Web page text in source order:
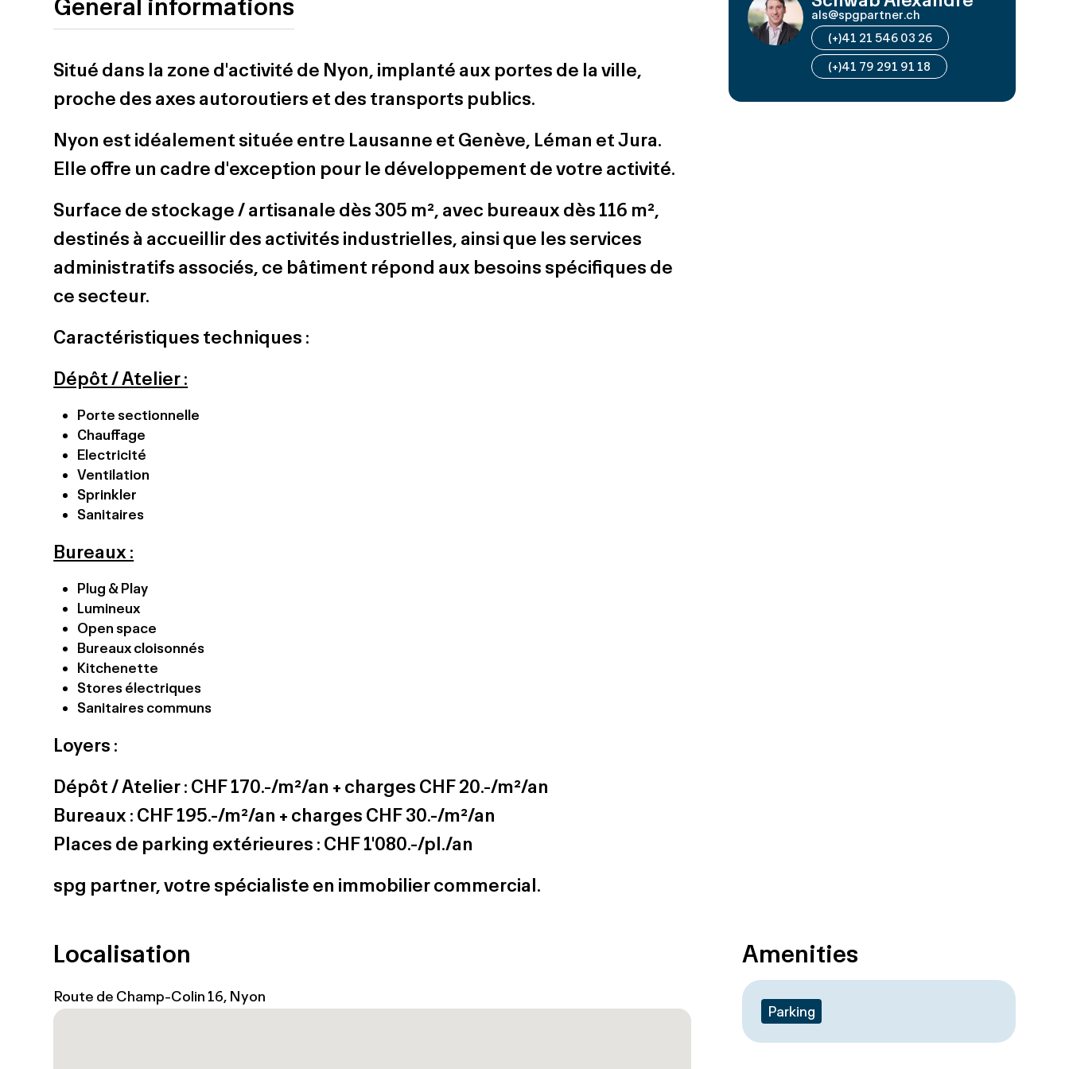
Situé dans la zone d'activité de Nyon, implanté aux portes de la ville,
proche des axes autoroutiers et des transports publics.
Nyon est idéalement située entre Lausanne et Genève, Léman et Jura.
Elle offre un cadre d'exception pour le développement de votre activité.
Surface de stockage / artisanale dès 305 m², avec bureaux dès 116 m²,
destinés à accueillir des activités industrielles, ainsi que les services
administratifs associés, ce bâtiment répond aux besoins spécifiques de
ce secteur.
Caractéristiques techniques :
Dépôt / Atelier :
Porte sectionnelle
Chauffage
Electricité
Ventilation
Sprinkler
Sanitaires
Bureaux :
Plug & Play
Lumineux
Open space
Bureaux cloisonnés
Kitchenette
Stores électriques
Sanitaires communs
Loyers :
Dépôt / Atelier : CHF 170.-/m²/an + charges CHF 20.-/m²/an
Bureaux : CHF 195.-/m²/an + charges CHF 30.-/m²/an
Places de parking extérieures : CHF 1'080.-/pl./an
spg partner, votre spécialiste en immobilier commercial.
als@spgpartner.ch
(+)41 21 546 03 26
(+)41 79 291 91 18
Localisation
Route de Champ-Colin 16, Nyon
Amenities
Parking